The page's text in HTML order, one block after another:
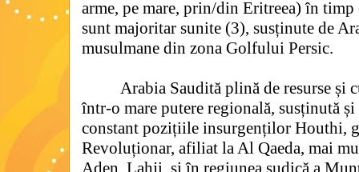
arme, pe mare, prin/din Eritreea) în timp
sunt majoritar sunite (3), susținute de
musulmane din zona Golfului Persic.
Arabia Saudită plină de resurse și
într-o mare putere regională, susținută
constant pozițiile insurgenților Houthi,
Revoluționar, afiliat la Al Qaeda, mai
Aden, Lahji, și în regiunea sudică a